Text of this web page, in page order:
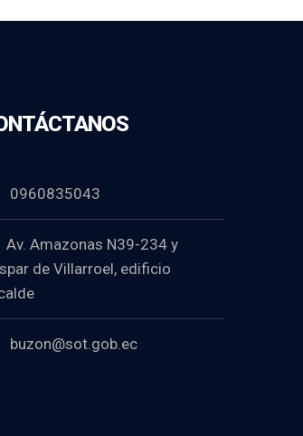
0960835043
Av. Amazonas N39-234 y
de Villarroel, edificio
buzon@sot.gob.ec